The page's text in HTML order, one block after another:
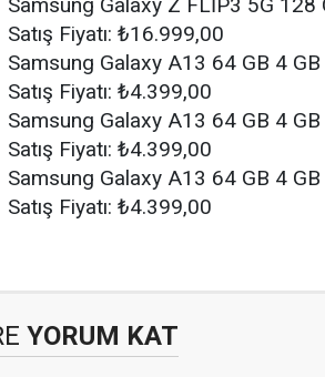
Satış Fiyatı: ₺16.999,00
Samsung Galaxy A13 64 GB 4
Satış Fiyatı: ₺4.399,00
Samsung Galaxy A13 64 GB 4
Satış Fiyatı: ₺4.399,00
Samsung Galaxy A13 64 GB 4
Satış Fiyatı: ₺4.399,00
YORUM KAT